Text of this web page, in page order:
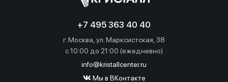
+7 495 363 40 40
г. Москва, ул. Марксистская, 38
c 10:00 до 21:00 (ежедневно)
info@kristallcenter.ru
Мы в ВКонтакте